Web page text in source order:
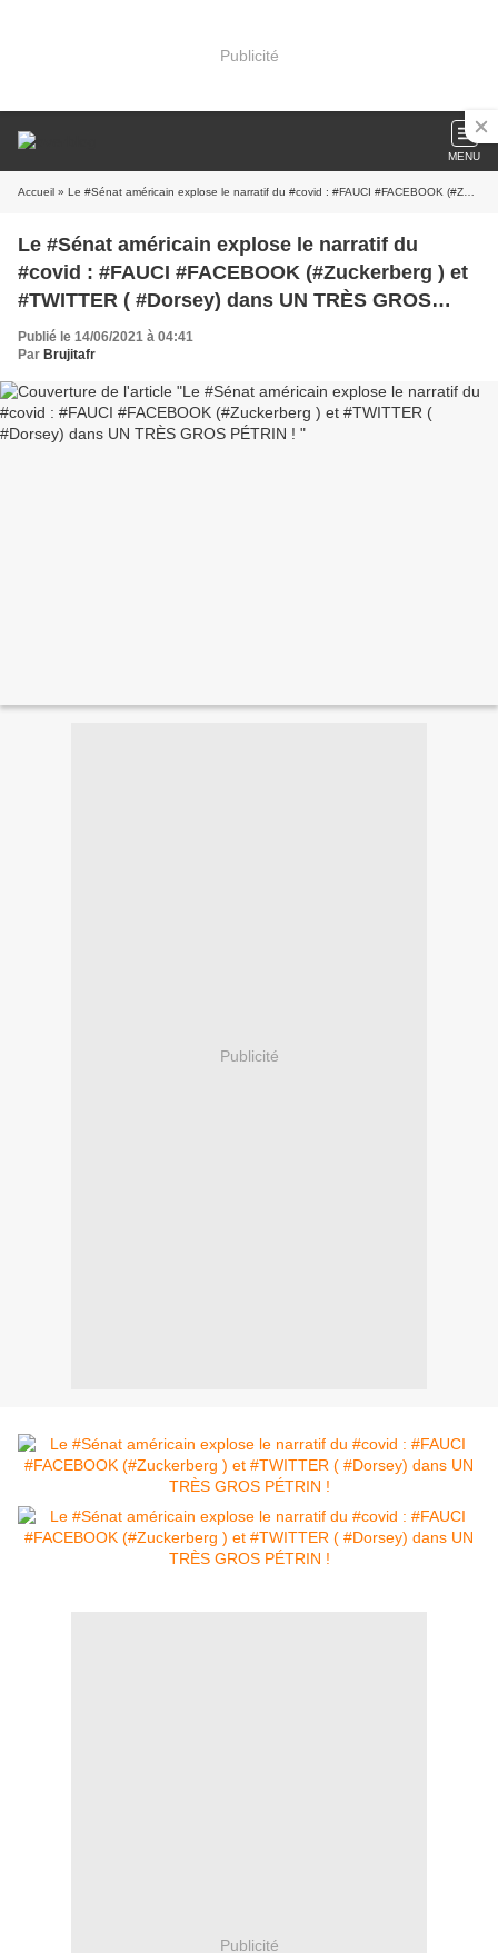
Publicité
MENU
Accueil » Le #Sénat américain explose le narratif du #covid : #FAUCI #FACEBOOK (#Zuckerberg ) et #TWITTER ( #Dorsey) dans UN TRÈS GROS PÉTRIN !
Le #Sénat américain explose le narratif du
#covid : #FAUCI #FACEBOOK (#Zuckerberg ) et
#TWITTER ( #Dorsey) dans UN TRÈS GROS
PÉTRIN !
Publié le 14/06/2021 à 04:41
Par Brujitafr
Publicité
Publicité